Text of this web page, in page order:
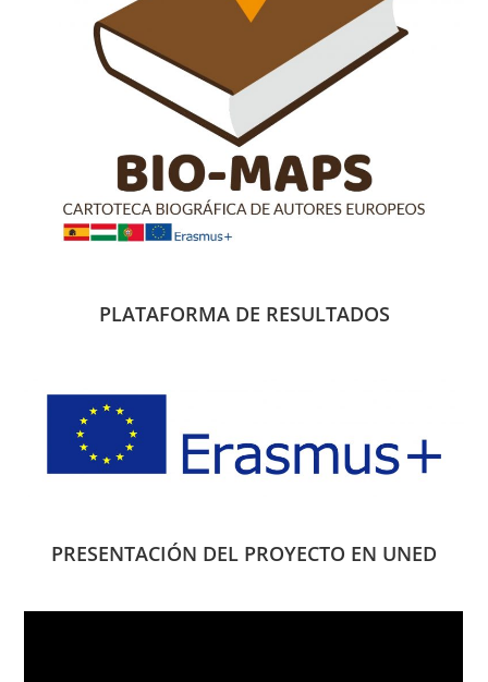
PLATAFORMA DE RESULTADOS
PRESENTACIÓN DEL PROYECTO EN UNED